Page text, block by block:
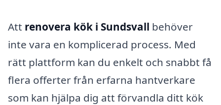
Att renovera kök i Sundsvall behöver
inte vara en komplicerad process. Med
rätt plattform kan du enkelt och snabbt få
flera offerter från erfarna hantverkare
som kan hjälpa dig att förvandla ditt kök